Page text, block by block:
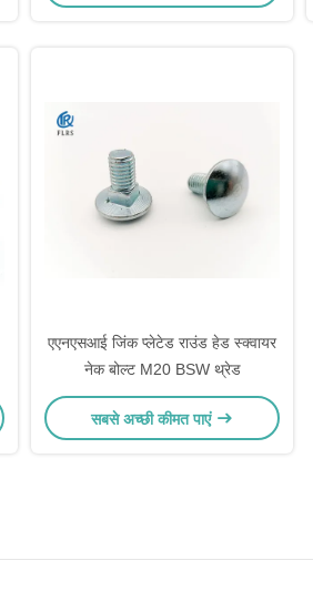
एएनएसआई जिंक प्लेटेड राउंड हेड स्क्वायर
नेक बोल्ट M20 BSW थ्रेड
सबसे अच्छी कीमत पाएं